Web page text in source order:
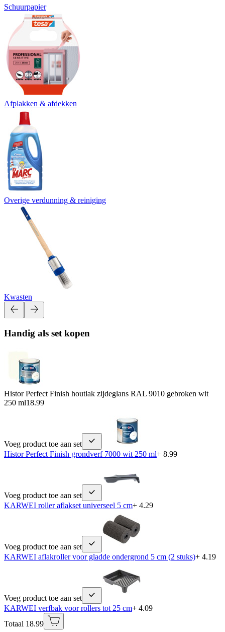
Schuurpapier
Afplakken & afdekken
Overige verdunning & reiniging
Kwasten
Handig als set kopen
Histor Perfect Finish houtlak zijdeglans RAL 9010 gebroken wit
250 ml18.99
Voeg product toe aan set
Histor Perfect Finish grondverf 7000 wit 250 ml+ 8.99
Voeg product toe aan set
KARWEI roller aflakset universeel 5 cm+ 4.29
Voeg product toe aan set
KARWEI aflakroller voor gladde ondergrond 5 cm (2 stuks)+ 4.19
Voeg product toe aan set
KARWEI verfbak voor rollers tot 25 cm+ 4.09
Totaal 18.99